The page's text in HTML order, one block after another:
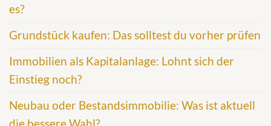
es?
Grundstück kaufen: Das solltest du vorher prüfen
Immobilien als Kapitalanlage: Lohnt sich der
Einstieg noch?
Neubau oder Bestandsimmobilie: Was ist aktuell